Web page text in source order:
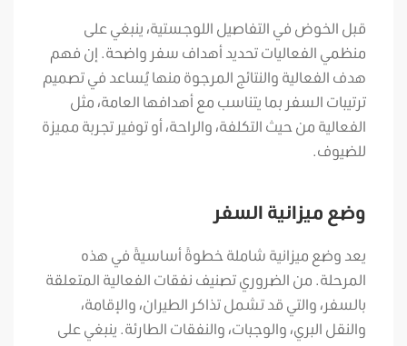
قبل الخوض في التفاصيل اللوجستية، ينبغي على
منظمي الفعاليات تحديد أهداف سفر واضحة. إن فهم
هدف الفعالية والنتائج المرجوة منها يُساعد في تصميم
ترتيبات السفر بما يتناسب مع أهدافها العامة، مثل
الفعالية من حيث التكلفة، والراحة، أو توفير تجربة مميزة
للضيوف.
وضع ميزانية السفر
يعد وضع ميزانية شاملة خطوةً أساسيةً في هذه
المرحلة. من الضروري تصنيف نفقات الفعالية المتعلقة
بالسفر، والتي قد تشمل تذاكر الطيران، والإقامة،
والنقل البري، والوجبات، والنفقات الطارئة. ينبغي على